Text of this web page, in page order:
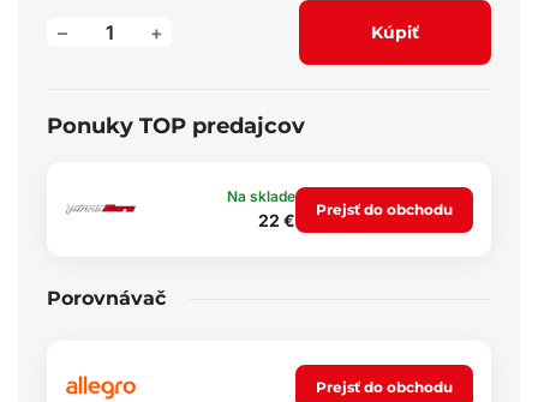
+
– Kúpiť
Ponuky TOP predajcov
Na sklade
22 €
Prejsť do obchodu
Porovnávač
Prejsť do obchodu